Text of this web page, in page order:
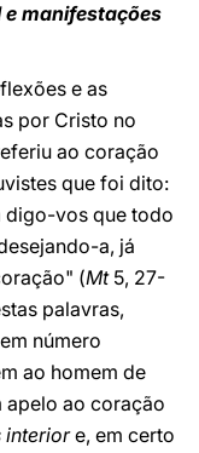
e manifestações
e as
por Cristo no
ao coração
que foi dito:
digo-vos que todo
a, já
(Mt5, 27-
palavras,
número
ao homem de
apelo ao coração
interiore, em certo